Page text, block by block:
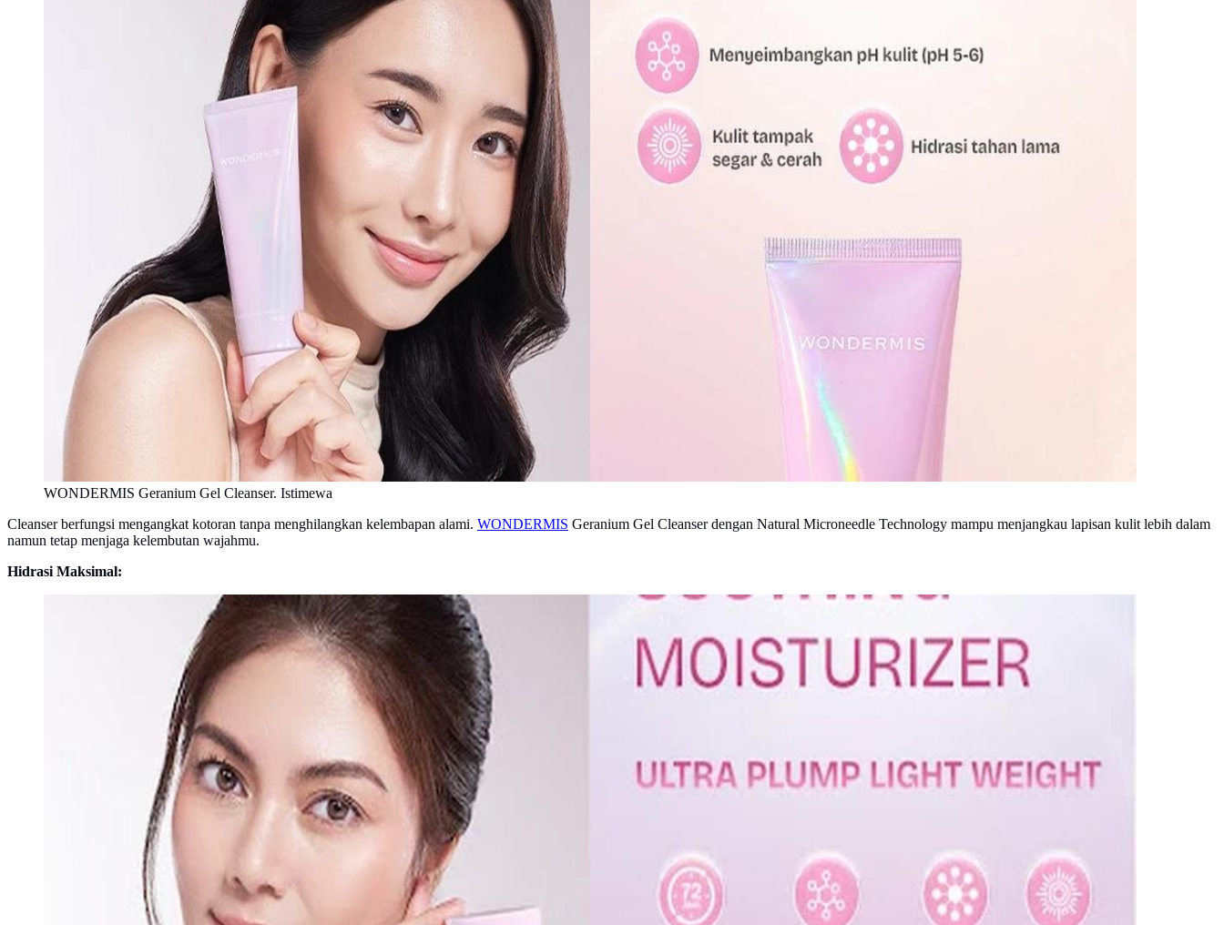
WONDERMIS Geranium Gel Cleanser. Istimewa
Cleanser berfungsi mengangkat kotoran tanpa menghilangkan kelembapan alami. WONDERMIS Geranium Gel Cleanser dengan Natural Microneedle Technology mampu menjangkau lapisan kulit lebih dalam
namun tetap menjaga kelembutan wajahmu.
Hidrasi Maksimal: